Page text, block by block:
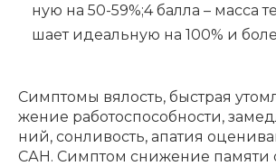
ную на 50-59%;4 бал­ла – мас­са
ша­ет иде­аль­ную на 100% и
Симп­то­мы вя­лость, бы­страя
же­ние ра­бо­то­спо­соб­но­сти,
ний, сон­ли­вость, апа­тия
САН. Симп­том сни­же­ние па­мя­ти